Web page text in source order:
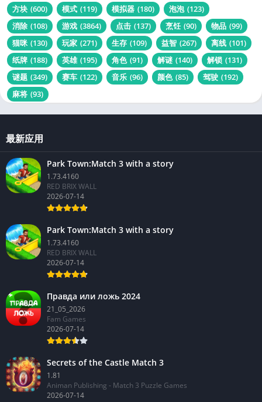
方块 (600) 模式 (119) 模拟器 (180) 泡泡 (123)
消除 (108) 游戏 (3864) 点击 (137) 烹饪 (90) 物品 (99)
猫咪 (130) 玩家 (271) 生存 (109) 益智 (267) 离线 (101)
纸牌 (188) 英雄 (195) 角色 (91) 解谜 (140) 解锁 (131)
谜题 (349) 赛车 (122) 音乐 (96) 颜色 (85) 驾驶 (192)
麻将 (93)
最新应用
Park Town:Match 3 with a story
1.73.4160
RED BRIX WALL
2026-07-14
Park Town:Match 3 with a story
1.73.4160
RED BRIX WALL
2026-07-14
Правда или ложь 2024
21_05_2026
Fam Games
2026-07-14
Secrets of the Castle Match 3
1.81
Animan Publishing - Match 3 Puzzle Games
2026-07-14